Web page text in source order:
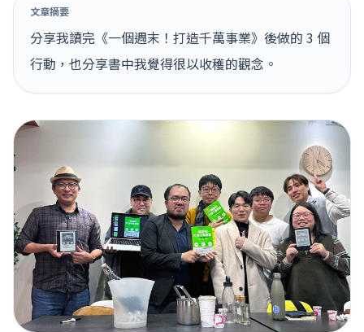
文章摘要
分享我讀完《一個週末！打造千萬事業》後做的 3 個
行動，也分享書中我覺得很以收穫的觀念。